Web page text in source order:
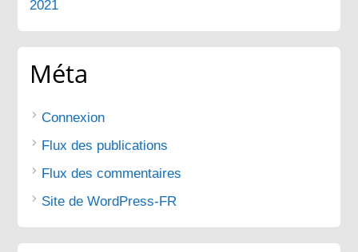
2021
Méta
Connexion
Flux des publications
Flux des commentaires
Site de WordPress-FR